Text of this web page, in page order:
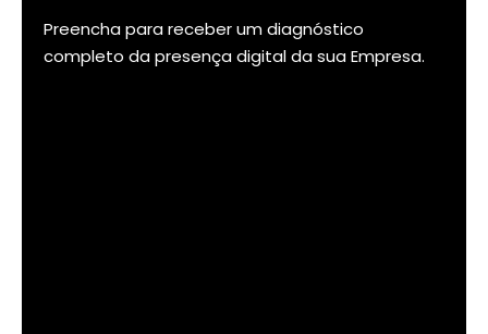
Preencha para receber um diagnóstico
completo da presença digital da sua Empresa.